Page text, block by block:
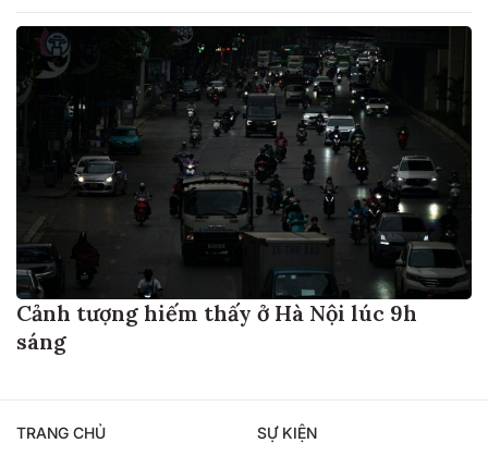
Cảnh tượng hiếm thấy ở Hà Nội lúc 9h
sáng
TRANG CHỦ SỰ KIỆN